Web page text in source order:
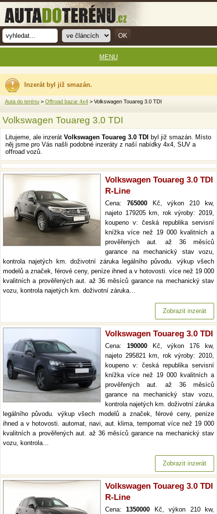
Inzerát byl již smazán.
Auta do terénu > Offroad bazar 4x4 > Volkswagen Touareg 3.0 TDI
Volkswagen Touareg 3.0 TDI
Litujeme, ale inzerát Volkswagen Touareg 3.0 TDI
byl již smazán. Místo
něj jsme pro Vás našli podobné inzeráty z naší nabídky 4x4, SUV a
offroad vozů.
Volkswagen Touareg 3.0 TDI
R-Line
Cena: 765000Kč, výkon 210 kw,
najeto 179205 km, rok výroby: 2019,
koupeno v: česká republika servisní
knížka více než 19 000 kvalitních a
prověřených aut. až 36 měsíců
garance na mechanický stav vozu,
kontrola najetých km. doživotní záruka legálního původu. výkup všech
modelů a značek, férové ceny, peníze ihned a v hotovosti. více než 19 000
kvalitních a prověřených aut. až 36 měsíců garance na mechanický stav
vozu, kontrola najetých km. doživotní záruka…
Zobrazit inzerát
Volkswagen Touareg 3.0 TDI
Cena: 190000Kč, výkon 176 kw,
najeto 295821 km, rok výroby: 2010,
koupeno v: česká republika servisní
knížka více než 19 000 kvalitních a
prověřených aut. až 36 měsíců
garance na mechanický stav vozu,
kontrola najetých km. doživotní záruka
legálního původu. výkup všech modelů a značek, férové ceny, peníze
ihned a v hotovosti. automat, navi, aut. klima, tempomat více než 19 000
kvalitních a prověřených aut. až 36 měsíců garance na mechanický stav
vozu, kontrola…
Zobrazit inzerát
Volkswagen Touareg 3.0 TDI
R-Line
Cena:1350000 Kč, výkon 210 kw,
MENU